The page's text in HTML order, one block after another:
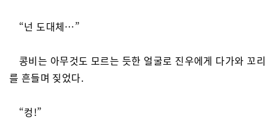
“넌 도대체…”
콩비는 아무것도 모르는 듯한 얼굴로 진우에게 다가와 꼬리
를 흔들며 짖었다.
“컹!”